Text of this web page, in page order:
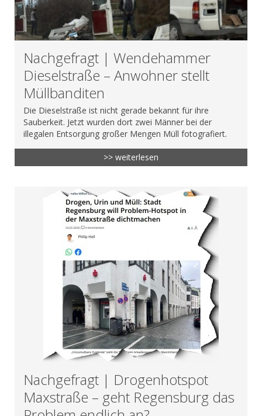
Nachgefragt | Wendehammer
Dieselstraße – Anwohner stellt
Müllbanditen
Die Dieselstraße ist nicht gerade bekannt für ihre
Sauberkeit. Jetzt wurden dort zwei Männer bei der
illegalen Entsorgung großer Mengen Müll fotografiert.
>> weiterlesen
Nachgefragt | Drogenhotspot
Maxstraße – geht Regensburg das